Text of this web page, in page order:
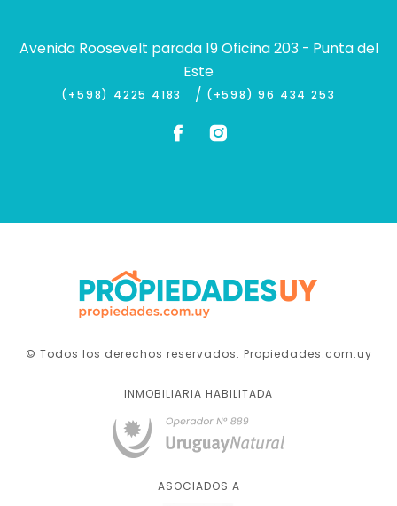
Avenida Roosevelt parada 19 Oficina 203 - Punta del
Este
(+598) 4225 4183 / (+598) 96 434 253
© Todos los derechos reservados. Propiedades.com.uy
INMOBILIARIA HABILITADA
ASOCIADOS A